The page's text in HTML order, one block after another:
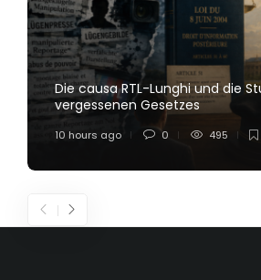
Die causa RTL-Lunghi und die
vergessenen Gesetzes
10 hours ago 0 495